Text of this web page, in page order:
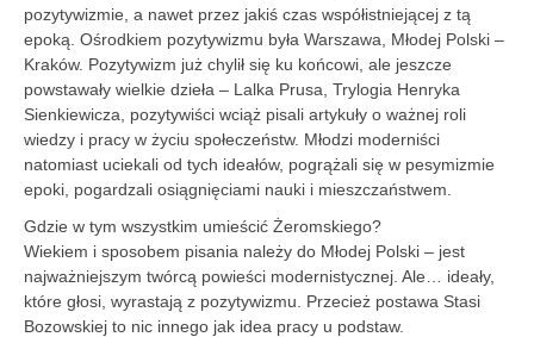
pozytywizmie, a nawet przez jakiś czas współistniejącej z tą
epoką. Ośrodkiem pozytywizmu była Warszawa, Młodej Polski –
Kraków. Pozytywizm już chylił się ku końcowi, ale jeszcze
powstawały wielkie dzieła – Lalka Prusa, Trylogia Henryka
Sienkiewicza, pozytywiści wciąż pisali artykuły o ważnej roli
wiedzy i pracy w życiu społeczeństw. Młodzi moderniści
natomiast uciekali od tych ideałów, pogrążali się w pesymizmie
epoki, pogardzali osiągnięciami nauki i mieszczaństwem.
Gdzie w tym wszystkim umieścić Żeromskiego?
Wiekiem i sposobem pisania należy do Młodej Polski – jest
najważniejszym twórcą powieści modernistycznej. Ale… ideały,
które głosi, wyrastają z pozytywizmu. Przecież postawa Stasi
Bozowskiej to nic innego jak idea pracy u podstaw.